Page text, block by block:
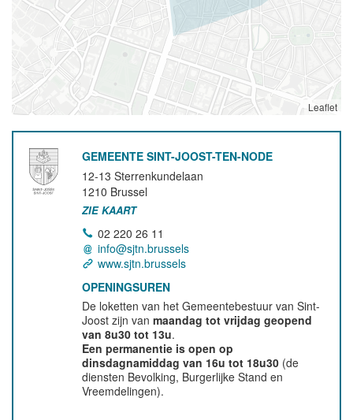
Leaflet
GEMEENTE SINT-JOOST-TEN-NODE
12-13 Sterrenkundelaan
1210 Brussel
ZIE KAART
02 220 26 11
info@sjtn.brussels
www.sjtn.brussels
OPENINGSUREN
De loketten van het Gemeentebestuur van Sint-
Joost zijn vanmaandag tot vrijdag geopend
van 8u30 tot 13u.
Een permanentie is open op
dinsdagnamiddag van 16u tot 18u30 (de
diensten Bevolking, Burgerlijke Stand en
Vreemdelingen).